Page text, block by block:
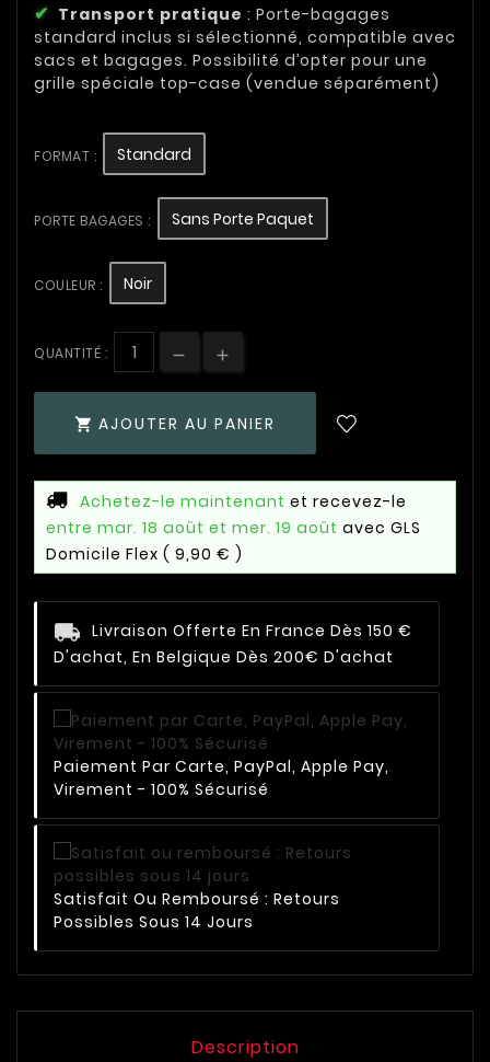
Transport pratique : Porte-bagages
standard inclus si sélectionné, compatible avec
sacs et bagages. Possibilité d’opter pour une
grille spéciale top-case (vendue séparément)
FORMAT : Standard
PORTE BAGAGES : Sans Porte Paquet
COULEUR : Noir
QUANTITÉ :
 AJOUTER AU PANIER
Achetez-le maintenant et recevez-le
entre mar. 18 août et mer. 19 août avec GLS
Domicile Flex ( 9,90 € )
Livraison Offerte En France Dès 150 €
D'achat, En Belgique Dès 200€ D'achat
Paiement Par Carte, PayPal, Apple Pay,
Virement - 100% Sécurisé
Satisfait Ou Remboursé : Retours
Possibles Sous 14 Jours
Description